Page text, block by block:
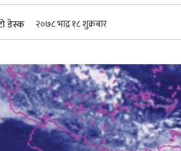
डेस्क २०७८ भाद्र १८ शुक्रबार